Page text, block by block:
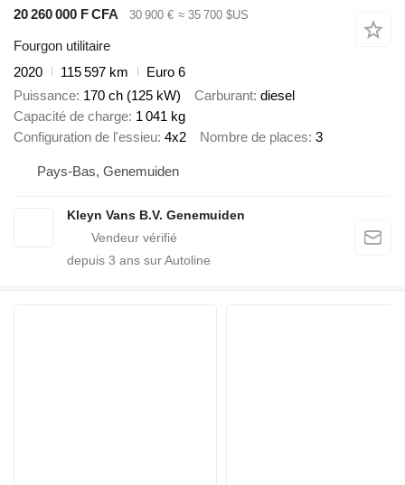
20 260 000 F CFA
30 900 € ≈ 35 700 $US
Fourgon utilitaire
2020
115 597 km
Euro 6
Puissance 170 ch (125 kW) Carburant diesel
Capacité de charge 1 041 kg
Configuration de l'essieu 4x2 Nombre de places 3
Pays-Bas, Genemuiden
Kleyn Vans B.V. Genemuiden
depuis 3 ans sur Autoline